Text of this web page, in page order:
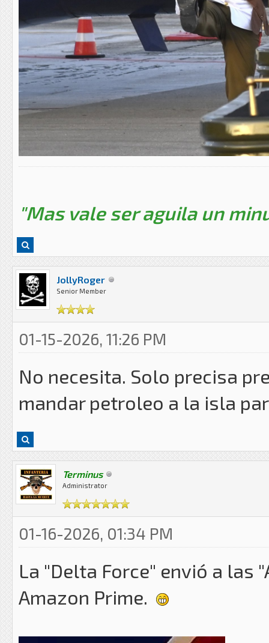
"Mas vale ser aguila un
JollyRoger
Senior Member
01-15-2026, 11:26 PM
No necesita. Solo precisa
mandar petroleo a la isla
Terminus
Administrator
01-16-2026, 01:34 PM
La "Delta Force" envió a las
Amazon Prime.